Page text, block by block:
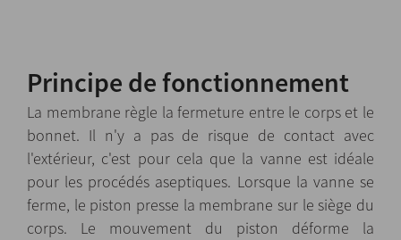
Principe de fonctionnement
La membrane règle la fermeture entre le corps et le
bonnet. Il n'y a pas de risque de contact avec
l'extérieur, c'est pour cela que la vanne est idéale
pour les procédés aseptiques. Lorsque la vanne se
ferme, le piston presse la membrane sur le siège du
corps. Le mouvement du piston déforme la